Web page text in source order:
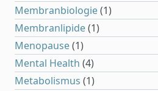
Membranbiologie(1)
Membranlipide(1)
Menopause(1)
Mental Health (4)
Metabolismus (1)